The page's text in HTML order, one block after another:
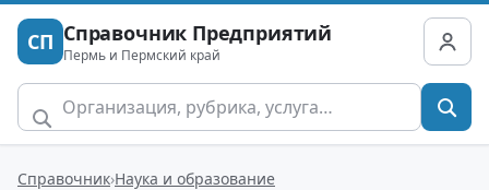
СП Справочник Предприятий
Пермь и Пермский край
Справочник Наука и образование